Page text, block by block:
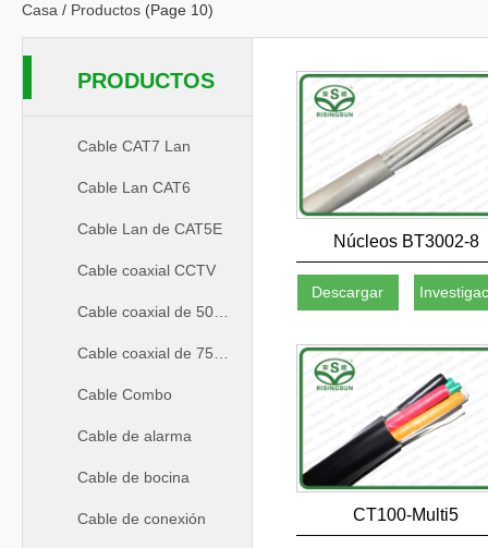
Casa / Productos (Page 10)
PRODUCTOS
Cable CAT7 Lan
Cable Lan CAT6
Cable Lan de CAT5E
Cable coaxial CCTV
Cable Combo
Cable de alarma
Cable de bocina
Cable de conexión
Núcleos BT3002-8
Descargar
CT100-Multi5